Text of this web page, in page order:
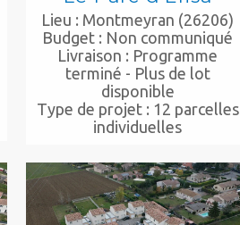
Lieu : Montmeyran (26206)
Budget : Non communiqué
Livraison : Programme
terminé - Plus de lot
disponible
Type de projet : 12 parcelles
individuelles